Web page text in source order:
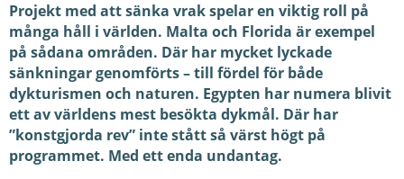
Projekt med att sänka vrak spelar en viktig roll på
många håll i världen. Malta och Florida är exempel
på sådana områden. Där har mycket lyckade
sänkningar genomförts – till fördel för både
dykturismen och naturen. Egypten har numera blivit
ett av världens mest besökta dykmål. Där har
”konstgjorda rev” inte stått så värst högt på
programmet. Med ett enda undantag.